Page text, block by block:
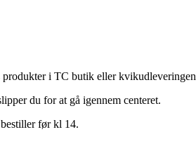
produkter i TC butik eller kvikudleveringen
du for at gå igennem centeret.
før kl 14.